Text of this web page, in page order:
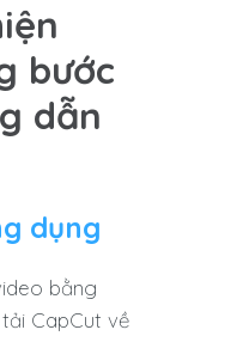
bước
dẫn
dụng
bằng
CapCut về